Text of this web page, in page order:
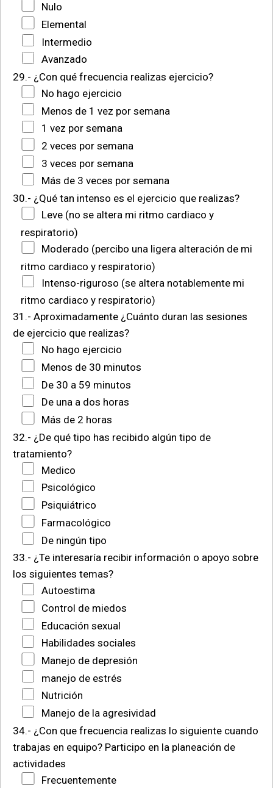
Nulo
Elemental
Intermedio
Avanzado
29.- ¿Con qué frecuencia realizas ejercicio?
No hago ejercicio
Menos de 1 vez por semana
1 vez por semana
2 veces por semana
3 veces por semana
Más de 3 veces por semana
30.- ¿Qué tan intenso es el ejercicio que realizas?
Leve (no se altera mi ritmo cardiaco y
respiratorio)
Moderado (percibo una ligera alteración de mi
ritmo cardiaco y respiratorio)
Intenso-riguroso (se altera notablemente mi
ritmo cardiaco y respiratorio)
31.- Aproximadamente ¿Cuánto duran las sesiones
de ejercicio que realizas?
No hago ejercicio
Menos de 30 minutos
De 30 a 59 minutos
De una a dos horas
Más de 2 horas
32.- ¿De qué tipo has recibido algún tipo de
tratamiento?
Medico
Psicológico
Psiquiátrico
Farmacológico
De ningún tipo
33.- ¿Te interesaría recibir información o apoyo sobre
los siguientes temas?
Autoestima
Control de miedos
Educación sexual
Habilidades sociales
Manejo de depresión
manejo de estrés
Nutrición
Manejo de la agresividad
34.- ¿Con que frecuencia realizas lo siguiente cuando
trabajas en equipo? Participo en la planeación de
actividades
Frecuentemente